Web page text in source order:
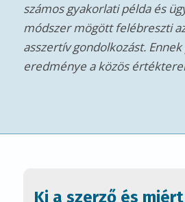
és ügyfélkapcsolati
az olvasóban az
Ennek pedig a
Vereb
Stratégiai Ügyféltörődés
kidolgozója.
2006 óta elkötelezetten
Eddig közel 3000
gondozzák a vevői- és